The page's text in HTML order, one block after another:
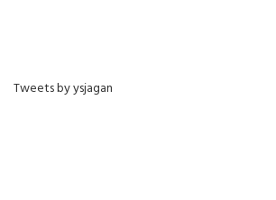
Tweets by ysjagan